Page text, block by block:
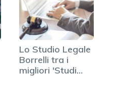
Lo Studio Legale
Borrelli tra i
migliori 'Studi…